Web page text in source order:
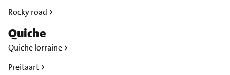
Rocky road
Quiche
Quiche lorraine
Preitaart